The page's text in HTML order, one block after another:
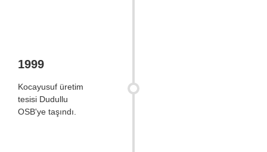
1999
Kocayusuf üretim
tesisi Dudullu
OSB'ye taşındı.